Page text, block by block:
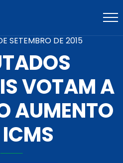
SETEMBRO DE 2015
VOTAM A
AUMENTO